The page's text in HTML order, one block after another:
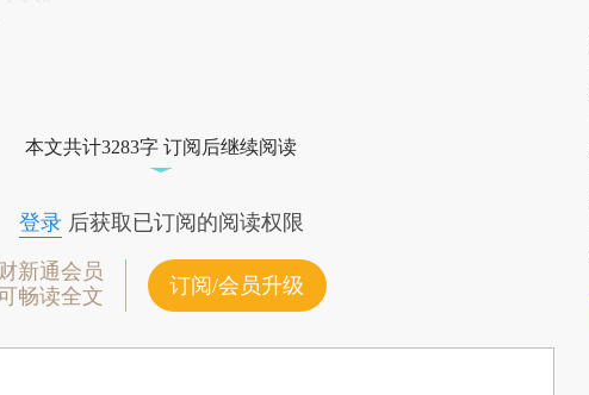
本文共计3283字 订阅后继续阅读
登录后获取已订阅的阅读权限
新通会员
畅读全文
订阅/会员升级